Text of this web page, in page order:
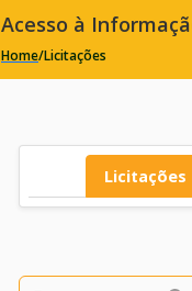
Acesso à
Home/Licitações
Licitações